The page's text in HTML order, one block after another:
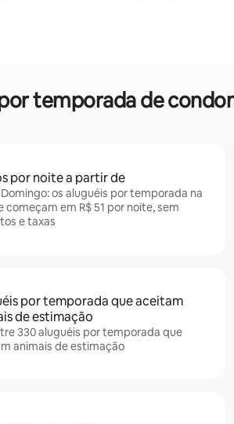
temporada de
por noite a partir de
os aluguéis por temporada na
começam em R$ 51 por noite, sem
e taxas
por temporada que aceitam
de estimação
330 aluguéis por temporada que
animais de estimação